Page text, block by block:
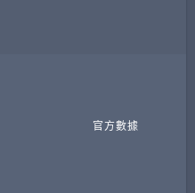
官方數據